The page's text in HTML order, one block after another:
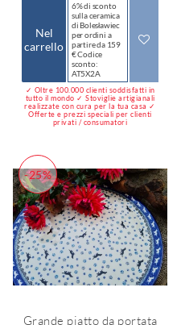
Nel
carrello
6% di sconto
sulla ceramica
di Bolesławiec
per ordini a
partire da 159
€ Codice
sconto:
AT5X2A
✓ Oltre 100.000 clienti soddisfatti in
tutto il mondo ✓ Stoviglie artigianali
realizzate con cura per la tua casa ✓
Offerte e prezzi speciali per clienti
privati / consumatori
-25%
Grande piatto da portata